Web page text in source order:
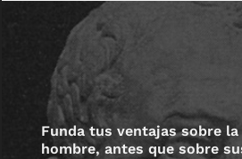
Funda tus ventajas sobre
hombre, antes que sobre